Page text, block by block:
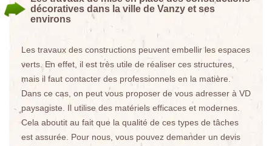
décoratives dans la ville de Vanzy et ses
environs
Les travaux des constructions peuvent embellir les espaces
verts. En effet, il est très utile de réaliser ces structures,
mais il faut contacter des professionnels en la matière.
Dans ce cas, on peut vous proposer de vous adresser à VD
paysagiste. Il utilise des matériels efficaces et modernes.
Cela aboutit au fait que la qualité de ces types de tâches
est assurée. Pour nous, vous pouvez demander un devis